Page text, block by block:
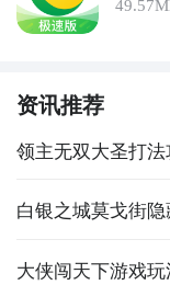
资讯推荐
领主无双大圣打
白银之城莫戈街
大侠闯天下游戏